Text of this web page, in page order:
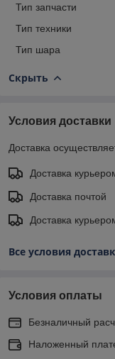
Тип запчасти
Тип техники
Тип шара
Скрыть
Условия доставки
Доставка
Доставка
Доставка почтой
Доставка
Все условия
Условия оплаты
Безналичный
Наложенный